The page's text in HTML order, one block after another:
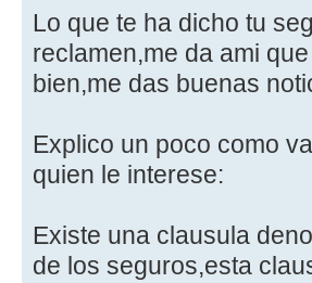
Lo que te ha dicho tu
reclamen,me da ami
bien,me das buenas
Explico un poco como
quien le interese:
Existe una clausula
de los seguros,esta